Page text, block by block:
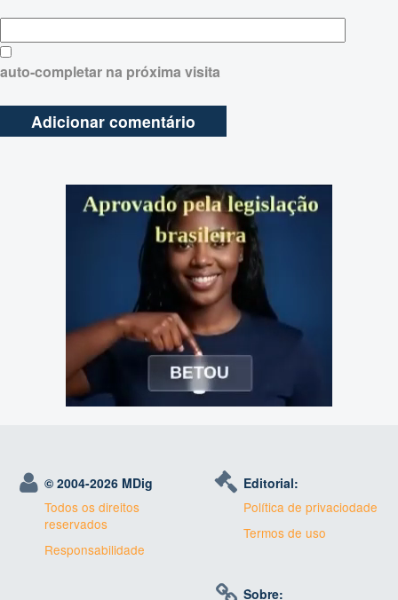
auto-completar na próxima visita
© 2004-2026 MDig
Todos os direitos
reservados
Responsabilidade
Editorial:
Política de privaciodade
Termos de uso
Sobre: